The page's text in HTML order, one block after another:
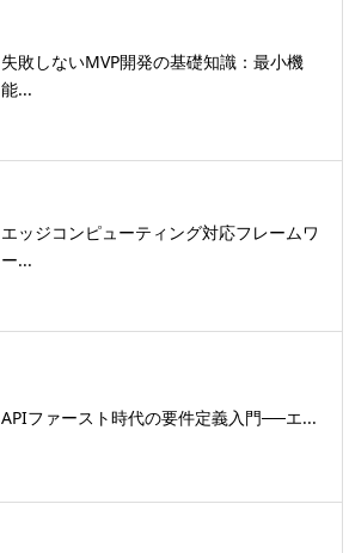
失敗しないMVP開発の基礎知識：最小機
能...
エッジコンピューティング対応フレームワ
ー...
APIファースト時代の要件定義入門──エ...